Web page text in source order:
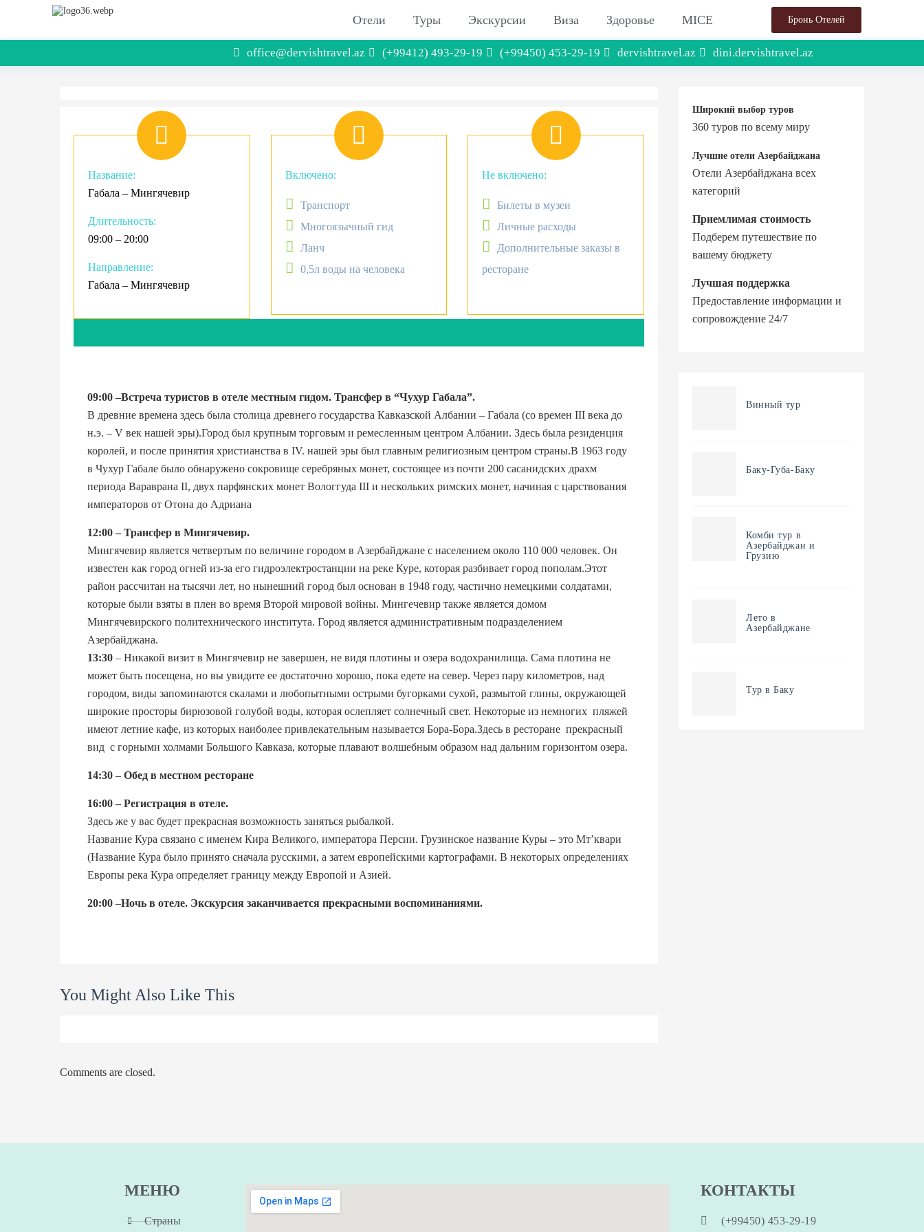
Отели Туры Экскурсии Виза Здоровье MICE Бронь Отелей
office@dervishtravel.az (+99412) 493-29-19 (+99450) 453-29-19 dervishtravel.az dini.dervishtravel.az
Название:
Габала – Мингячевир
Длительность:
09:00 – 20:00
Направление:
Габала – Мингячевир
Включено:
Транспорт
Многоязычный гид
Ланч
0,5л воды на человека
Не включено:
Билеты в музеи
Личные расходы
Дополнительные заказы в
ресторане
09:00 –Встреча туристов в отеле местным гидом. Трансфер в “Чухур Габала”.
В древние времена здесь была столица древнего государства Кавказской Албании – Габала (со времен III века до
н.э. – V век нашей эры).Город был крупным торговым и ремесленным центром Албании. Здесь была резиденция
королей, и после принятия христианства в IV. нашей эры был главным религиозным центром страны.В 1963 году
в Чухур Габале было обнаружено сокровище серебряных монет, состоящее из почти 200 сасанидских драхм
периода Вараврана II, двух парфянских монет Вологгуда III и нескольких римских монет, начиная с царствования
императоров от Отона до Адриана
12:00 – Трансфер в Мингячевир.
Мингячевир является четвертым по величине городом в Азербайджане с населением около 110 000 человек. Он
известен как город огней из-за его гидроэлектростанции на реке Куре, которая разбивает город пополам.Этот
район рассчитан на тысячи лет, но нынешний город был основан в 1948 году, частично немецкими солдатами,
которые были взяты в плен во время Второй мировой войны. Мингечевир также является домом
Мингячевирского политехнического института. Город является административным подразделением
Азербайджана.
13:30 – Никакой визит в Мингячевир не завершен, не видя плотины и озера водохранилища. Сама плотина не
может быть посещена, но вы увидите ее достаточно хорошо, пока едете на север. Через пару километров, над
городом, виды запоминаются скалами и любопытными острыми бугорками сухой, размытой глины, окружающей
широкие просторы бирюзовой голубой воды, которая ослепляет солнечный свет. Некоторые из немногих пляжей
имеют летние кафе, из которых наиболее привлекательным называется Бора-Бора.Здесь в ресторане прекрасный
вид с горными холмами Большого Кавказа, которые плавают волшебным образом над дальним горизонтом озера.
14:30 – Обед в местном ресторане
16:00 – Регистрация в отеле.
Здесь же у вас будет прекрасная возможность заняться рыбалкой.
Название Кура связано с именем Кира Великого, императора Персии. Грузинское название Куры – это Мт’квари
(Название Кура было принято сначала русскими, а затем европейскими картографами. В некоторых определениях
Европы река Кура определяет границу между Европой и Азией.
20:00 –Ночь в отеле. Экскурсия заканчивается прекрасными воспоминаниями.
You Might Also Like This
Comments are closed.
Широкий выбор туров
360 туров по всему миру
Лучшие отели Азербайджана
Отели Азербайджана всех
категорий
Приемлимая стоимость
Подберем путешествие по
вашему бюджету
Лучшая поддержка
Предоставление информации и
сопровождение 24/7
Винный тур
Баку-Губа-Баку
Комби тур в
Азербайджан и
Грузию
Лето в
Азербайджане
Тур в Баку
МЕНЮ
Страны
КОНТАКТЫ
(+99450) 453-29-19